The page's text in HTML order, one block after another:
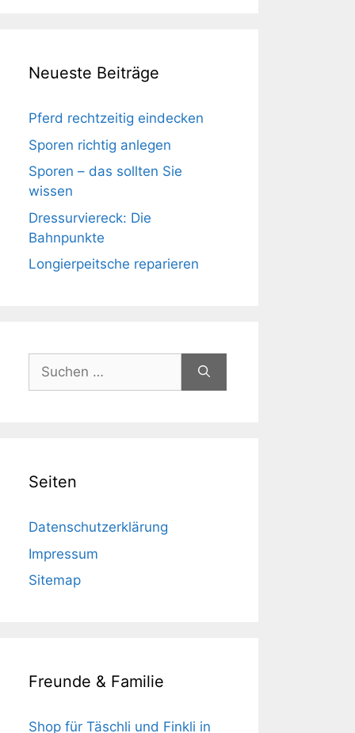
Neueste Beiträge
Pferd rechtzeitig eindecken
Sporen richtig anlegen
Sporen – das sollten Sie
wissen
Dressurviereck: Die
Bahnpunkte
Longierpeitsche reparieren
Suchen
nach:
Seiten
Datenschutzerklärung
Impressum
Sitemap
Freunde & Familie
Shop für Täschli und Finkli in